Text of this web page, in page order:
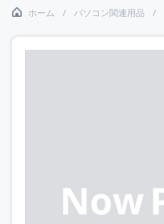
ホーム パソコン関連用品